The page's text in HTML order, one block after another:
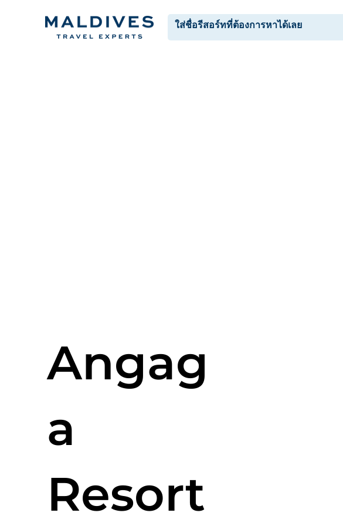
Angag
a
Resort